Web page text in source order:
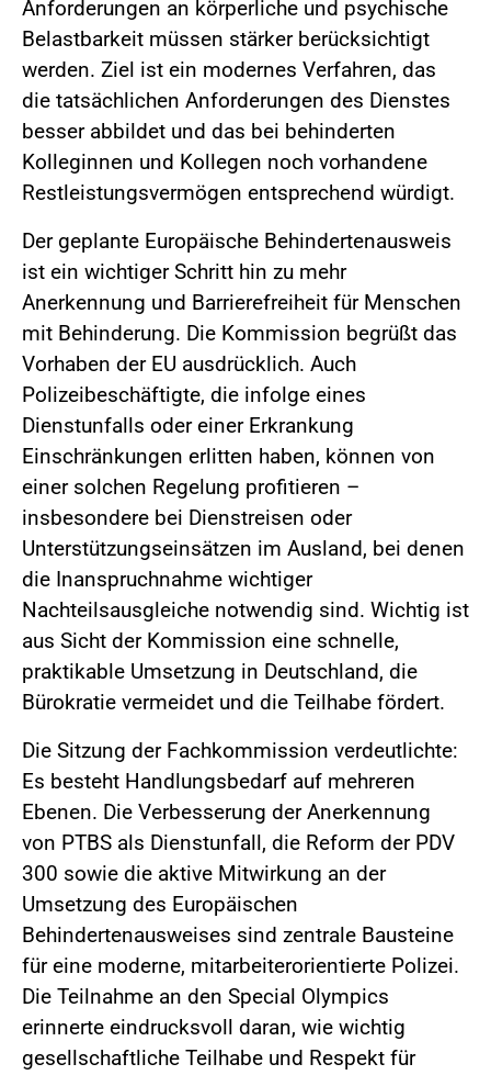
Anforderungen an körperliche und psychische
Belastbarkeit müssen stärker berücksichtigt
werden. Ziel ist ein modernes Verfahren, das
die tatsächlichen Anforderungen des Dienstes
besser abbildet und das bei behinderten
Kolleginnen und Kollegen noch vorhandene
Restleistungsvermögen entsprechend würdigt.
Der geplante Europäische Behindertenausweis
ist ein wichtiger Schritt hin zu mehr
Anerkennung und Barrierefreiheit für Menschen
mit Behinderung. Die Kommission begrüßt das
Vorhaben der EU ausdrücklich. Auch
Polizeibeschäftigte, die infolge eines
Dienstunfalls oder einer Erkrankung
Einschränkungen erlitten haben, können von
einer solchen Regelung profitieren –
insbesondere bei Dienstreisen oder
Unterstützungseinsätzen im Ausland, bei denen
die Inanspruchnahme wichtiger
Nachteilsausgleiche notwendig sind. Wichtig ist
aus Sicht der Kommission eine schnelle,
praktikable Umsetzung in Deutschland, die
Bürokratie vermeidet und die Teilhabe fördert.
Die Sitzung der Fachkommission verdeutlichte:
Es besteht Handlungsbedarf auf mehreren
Ebenen. Die Verbesserung der Anerkennung
von PTBS als Dienstunfall, die Reform der PDV
300 sowie die aktive Mitwirkung an der
Umsetzung des Europäischen
Behindertenausweises sind zentrale Bausteine
für eine moderne, mitarbeiterorientierte Polizei.
Die Teilnahme an den Special Olympics
erinnerte eindrucksvoll daran, wie wichtig
gesellschaftliche Teilhabe und Respekt für